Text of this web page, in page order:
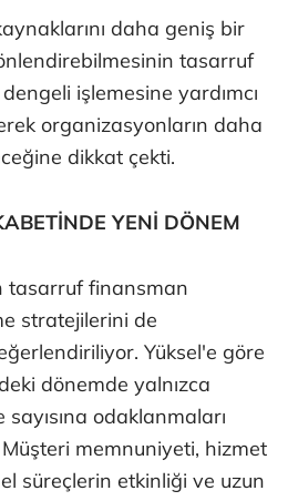
daha geniş bir
tasarruf
işlemesine yardımcı
organizasyonların daha
dikkat çekti.
YENİ DÖNEM
tasarruf finansman
stratejilerini de
Yüksel'e göre
dönemde yalnızca
sayısına odaklanmaları
memnuniyeti, hizmet
süreçlerin etkinliği ve uzun